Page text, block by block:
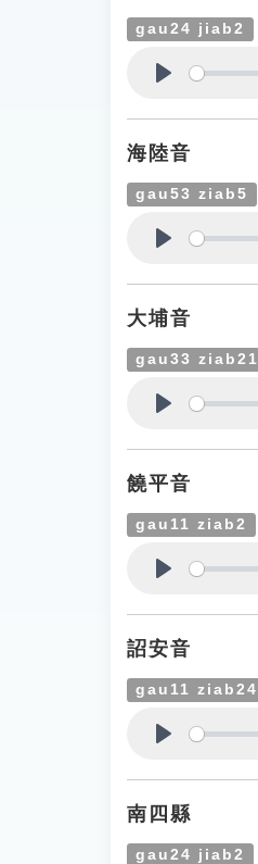
gau24 jiab2
海陸音
gau53 ziab5
大埔音
gau33 ziab21
饒平音
gau11 ziab2
詔安音
gau11 ziab24
南四縣
gau24 jiab2